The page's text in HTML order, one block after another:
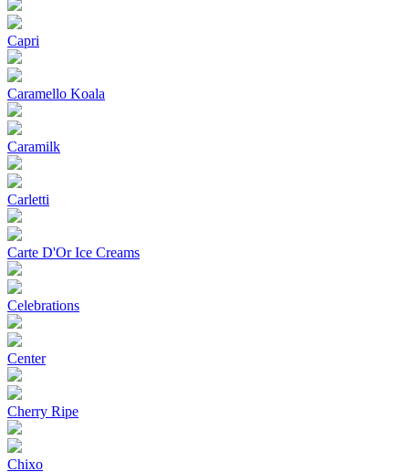
Capri
Caramello Koala
Caramilk
Carletti
Carte D'Or Ice Creams
Celebrations
Center
Cherry Ripe
Chixo